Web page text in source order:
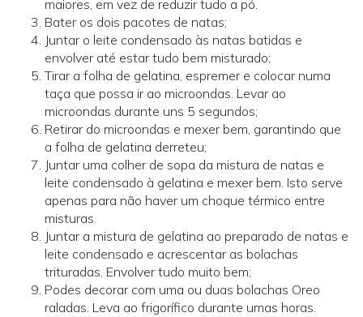
maiores, em vez de reduzir tudo a pó.
Bater os dois pacotes de natas;
Juntar o leite condensado às natas batidas e
envolver até estar tudo bem misturado;
Tirar a folha de gelatina, espremer e colocar numa
taça que possa ir ao microondas. Levar ao
microondas durante uns 5 segundos;
Retirar do microondas e mexer bem, garantindo que
a folha de gelatina derreteu;
Juntar uma colher de sopa da mistura de natas e
leite condensado à gelatina e mexer bem. Isto serve
apenas para não haver um choque térmico entre
misturas.
Juntar a mistura de gelatina ao preparado de natas e
leite condensado e acrescentar as bolachas
trituradas. Envolver tudo muito bem;
Podes decorar com uma ou duas bolachas Oreo
raladas. Leva ao frigorífico durante umas horas.